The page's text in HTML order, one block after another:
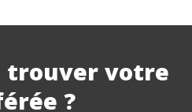
trouver votre
?